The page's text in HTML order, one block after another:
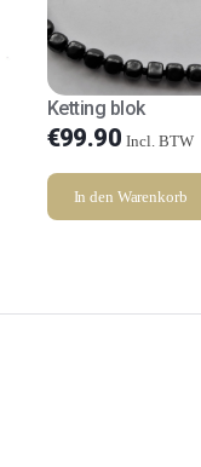
Ketting blok
€99.90 Incl. BTW
In den Warenkorb